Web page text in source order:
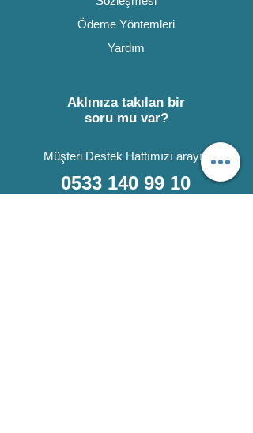
Ödeme Yöntemleri
Yardım
Aklınıza takılan bir
soru mu var?
Müşteri Destek Hattımızı arayın
0533 140 99 10